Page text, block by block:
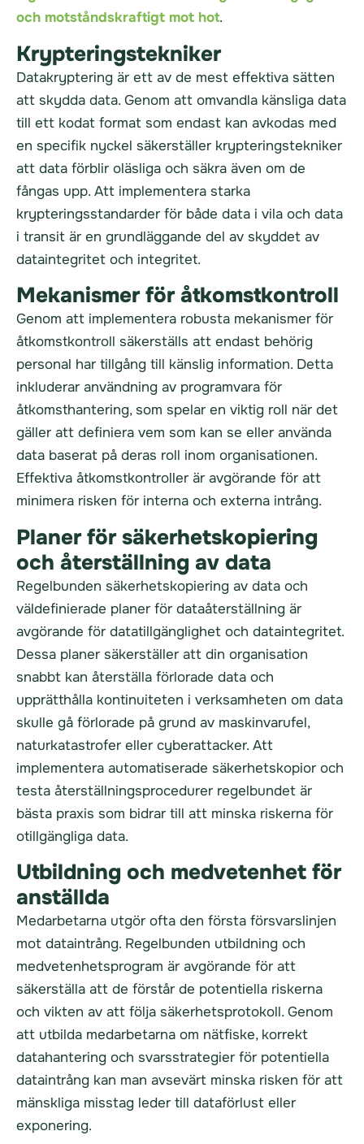
och motståndskraftigt mot hot.
Krypteringstekniker
Datakryptering är ett av de mest effektiva sätten
att skydda data. Genom att omvandla känsliga data
till ett kodat format som endast kan avkodas med
en specifik nyckel säkerställer krypteringstekniker
att data förblir oläsliga och säkra även om de
fångas upp. Att implementera starka
krypteringsstandarder för både data i vila och data
i transit är en grundläggande del av skyddet av
dataintegritet och integritet.
Mekanismer för åtkomstkontroll
Genom att implementera robusta mekanismer för
åtkomstkontroll säkerställs att endast behörig
personal har tillgång till känslig information. Detta
inkluderar användning av programvara för
åtkomsthantering, som spelar en viktig roll när det
gäller att definiera vem som kan se eller använda
data baserat på deras roll inom organisationen.
Effektiva åtkomstkontroller är avgörande för att
minimera risken för interna och externa intrång.
Planer för säkerhetskopiering
och återställning av data
Regelbunden säkerhetskopiering av data och
väldefinierade planer för dataåterställning är
avgörande för datatillgänglighet och dataintegritet.
Dessa planer säkerställer att din organisation
snabbt kan återställa förlorade data och
upprätthålla kontinuiteten i verksamheten om data
skulle gå förlorade på grund av maskinvarufel,
naturkatastrofer eller cyberattacker. Att
implementera automatiserade säkerhetskopior och
testa återställningsprocedurer regelbundet är
bästa praxis som bidrar till att minska riskerna för
otillgängliga data.
Utbildning och medvetenhet för
anställda
Medarbetarna utgör ofta den första försvarslinjen
mot dataintrång. Regelbunden utbildning och
medvetenhetsprogram är avgörande för att
säkerställa att de förstår de potentiella riskerna
och vikten av att följa säkerhetsprotokoll. Genom
att utbilda medarbetarna om nätfiske, korrekt
datahantering och svarsstrategier för potentiella
dataintrång kan man avsevärt minska risken för att
mänskliga misstag leder till dataförlust eller
exponering.